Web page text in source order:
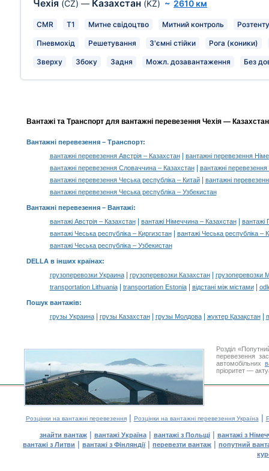
Чехія (CZ) — Казахстан (KZ) ~ 2610 км
CMR T1 Митне свідоцтво Митний контроль
Пневмохід Решетування З'ємні стійки Рога (коники)
Зверху Збоку Задня Можл. дозавантаження Без
Вантажі та Транспорт для вантажні перевезення Чехія —
Вантажні перевезення– Транспорт:
вантажні перевезення Австрія – Казахстан|
вантажні перевезення
вантажні перевезення Словаччина – Казахстан|
вантажні
вантажні перевезення Чеська республіка – Китай|
вантажні
вантажні перевезення Чеська республіка – Узбекистан
Вантажні перевезення – Вантажі:
вантажі Австрія – Казахстан| вантажі Німеччина – Казахстан|
вантажі
вантажі Чеська республіка – Киргизстан|
вантажі Чеська республіка –
вантажі Чеська республіка – Узбекистан
DELLA в інших країнах:
грузоперевозки Украина| грузоперевозки Казахстан|
грузоперевозки
transportation Lithuania| transportation Estonia| відстані між містами|
Пошук вантажів:
грузы Украина| грузы Казахстан| грузы Молдова| жүктер Қазақстан|
Розділ
перевезення
автомобільних
пріоритет —
Розцінки на вантажні перевезення| Розцінки на вантажні перевезення Україна |
знайти вантаж| вантажі Україна| вантажі з Польщі| вантажі з
вантажі з Литви | вантажі з Фінляндії| перевезти вантаж | попутний